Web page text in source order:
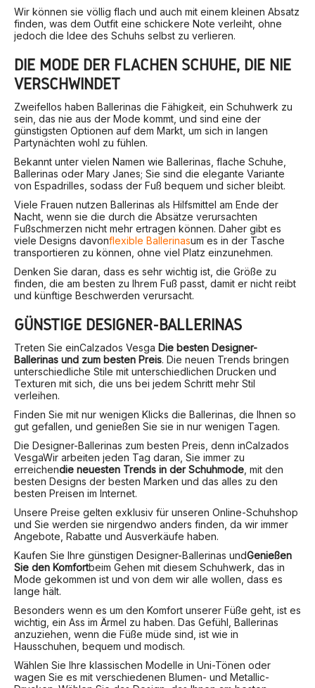
Wir können sie völlig flach und auch mit einem kleinen Absatz
finden, was dem Outfit eine schickere Note verleiht, ohne
jedoch die Idee des Schuhs selbst zu verlieren.
DIE MODE DER FLACHEN SCHUHE, DIE NIE
VERSCHWINDET
Zweifellos haben Ballerinas die Fähigkeit, ein Schuhwerk zu
sein, das nie aus der Mode kommt, und sind eine der
günstigsten Optionen auf dem Markt, um sich in langen
Partynächten wohl zu fühlen.
Bekannt unter vielen Namen wie Ballerinas, flache Schuhe,
Ballerinas oder Mary Janes; Sie sind die elegante Variante
von Espadrilles, sodass der Fuß bequem und sicher bleibt.
Viele Frauen nutzen Ballerinas als Hilfsmittel am Ende der
Nacht, wenn sie die durch die Absätze verursachten
Fußschmerzen nicht mehr ertragen können. Daher gibt es
viele Designs davonflexible Ballerinasum es in der Tasche
transportieren zu können, ohne viel Platz einzunehmen.
Denken Sie daran, dass es sehr wichtig ist, die Größe zu
finden, die am besten zu Ihrem Fuß passt, damit er nicht reibt
und künftige Beschwerden verursacht.
GÜNSTIGE DESIGNER-BALLERINAS
Treten Sie einCalzados Vesga Die besten Designer-
Ballerinas und zum besten Preis. Die neuen Trends bringen
unterschiedliche Stile mit unterschiedlichen Drucken und
Texturen mit sich, die uns bei jedem Schritt mehr Stil
verleihen.
Finden Sie mit nur wenigen Klicks die Ballerinas, die Ihnen so
gut gefallen, und genießen Sie sie in nur wenigen Tagen.
Die Designer-Ballerinas zum besten Preis, denn inCalzados
VesgaWir arbeiten jeden Tag daran, Sie immer zu
erreichendie neuesten Trends in der Schuhmode, mit den
besten Designs der besten Marken und das alles zu den
besten Preisen im Internet.
Unsere Preise gelten exklusiv für unseren Online-Schuhshop
und Sie werden sie nirgendwo anders finden, da wir immer
Angebote, Rabatte und Ausverkäufe haben.
Kaufen Sie Ihre günstigen Designer-Ballerinas undGenießen
Sie den Komfortbeim Gehen mit diesem Schuhwerk, das in
Mode gekommen ist und von dem wir alle wollen, dass es
lange hält.
Besonders wenn es um den Komfort unserer Füße geht, ist es
wichtig, ein Ass im Ärmel zu haben. Das Gefühl, Ballerinas
anzuziehen, wenn die Füße müde sind, ist wie in
Hausschuhen, bequem und modisch.
Wählen Sie Ihre klassischen Modelle in Uni-Tönen oder
wagen Sie es mit verschiedenen Blumen- und Metallic-